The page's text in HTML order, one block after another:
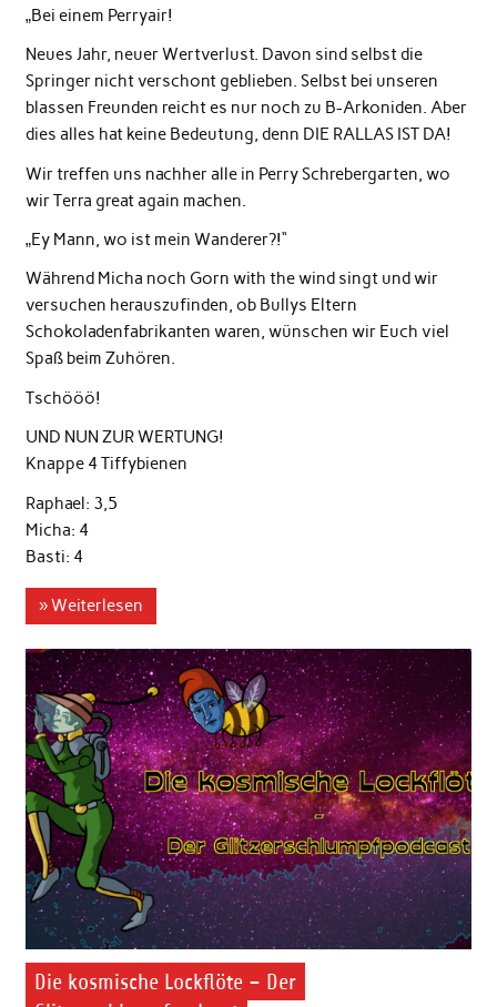
„Bei einem Perryair!
Neues Jahr, neuer Wertverlust. Davon sind selbst die
Springer nicht verschont geblieben. Selbst bei unseren
blassen Freunden reicht es nur noch zu B-Arkoniden. Aber
dies alles hat keine Bedeutung, denn DIE RALLAS IST DA!
Wir treffen uns nachher alle in Perry Schrebergarten, wo
wir Terra great again machen.
„Ey Mann, wo ist mein Wanderer?!“
Während Micha noch Gorn with the wind singt und wir
versuchen herauszufinden, ob Bullys Eltern
Schokoladenfabrikanten waren, wünschen wir Euch viel
Spaß beim Zuhören.
Tschööö!
UND NUN ZUR WERTUNG!
Knappe 4 Tiffybienen
Raphael: 3,5
Micha: 4
Basti: 4
» Weiterlesen
Die kosmische Lockflöte – Der